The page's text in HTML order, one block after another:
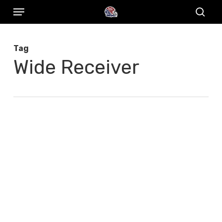
Skip
content
Menu
Tag
Wide Receiver